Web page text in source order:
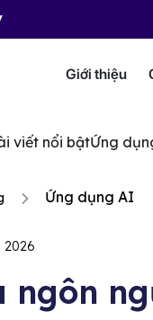
Giới thiệu
viết nổi bậtỨng
Ứng dụng AI
2026
ngôn